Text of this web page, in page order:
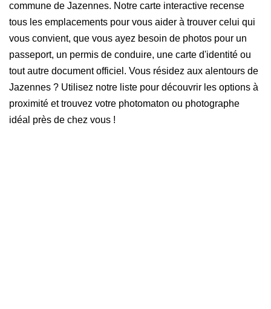
commune de Jazennes. Notre carte interactive recense
tous les emplacements pour vous aider à trouver celui qui
vous convient, que vous ayez besoin de photos pour un
passeport, un permis de conduire, une carte d'identité ou
tout autre document officiel. Vous résidez aux alentours de
Jazennes ? Utilisez notre liste pour découvrir les options à
proximité et trouvez votre photomaton ou photographe
idéal près de chez vous !